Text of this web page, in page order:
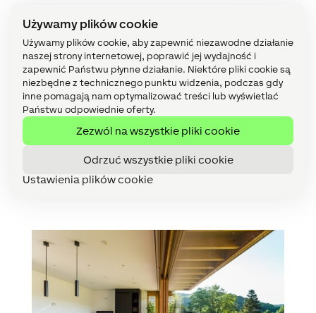
Używamy plików cookie
Używamy plików cookie, aby zapewnić niezawodne działanie
naszej strony internetowej, poprawić jej wydajność i
zapewnić Państwu płynne działanie. Niektóre pliki cookie są
niezbędne z technicznego punktu widzenia, podczas gdy
inne pomagają nam optymalizować treści lub wyświetlać
Państwu odpowiednie oferty.
Zezwól na wszystkie pliki cookie
Odrzuć wszystkie pliki cookie
Ustawienia plików cookie
ogrzewaniem (i powiązaną z tym nieustanną
regulację zaworów) – najlepiej z jednym
termostatem na piętro? Problem stanowi już
samo umieszczenie termostatu. Czy należy go
umieścić w najzimniejszym pomieszczeniu,
najcieplejszym czy w takim, w którym panuje
umiarkowana temperatura? W konsekwencji
często napotykasz wyżej wspomniane różnice
temperatur, które w tym przypadku są dość
logiczne… Kąpać będziesz się w 21 stopniach i
spać również.